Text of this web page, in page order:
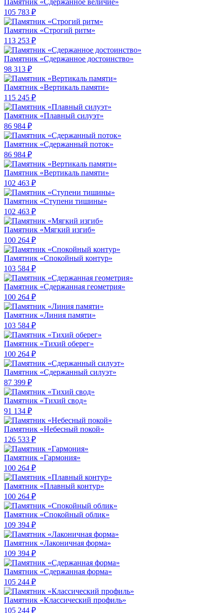
105 783 ₽
Памятник «Строгий ритм»
113 253 ₽
Памятник «Сдержанное достоинство»
98 313 ₽
Памятник «Вертикаль памяти»
115 245 ₽
Памятник «Плавный силуэт»
86 984 ₽
Памятник «Сдержанный поток»
86 984 ₽
Памятник «Вертикаль памяти»
102 463 ₽
Памятник «Ступени тишины»
102 463 ₽
Памятник «Мягкий изгиб»
100 264 ₽
Памятник «Спокойный контур»
103 584 ₽
Памятник «Сдержанная геометрия»
100 264 ₽
Памятник «Линия памяти»
103 584 ₽
Памятник «Тихий оберег»
100 264 ₽
Памятник «Сдержанный силуэт»
87 399 ₽
Памятник «Тихий свод»
91 134 ₽
Памятник «Небесный покой»
126 533 ₽
Памятник «Гармония»
100 264 ₽
Памятник «Плавный контур»
100 264 ₽
Памятник «Спокойный облик»
109 394 ₽
Памятник «Лаконичная форма»
109 394 ₽
Памятник «Сдержанная форма»
105 244 ₽
Памятник «Классический профиль»
105 244 ₽